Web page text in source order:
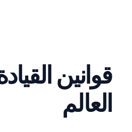
قوانين
العالم